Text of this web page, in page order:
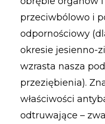
przeciwbólowo i
odpornościowy
okresie jesienno-
wzrasta nasza
przeziębienia).
właściwości
odtruwające –